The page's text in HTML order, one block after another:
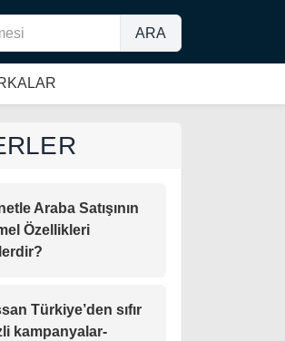
ARA
Araba Satışının
Özellikleri
Türkiye’den sıfır
kampanyalar-